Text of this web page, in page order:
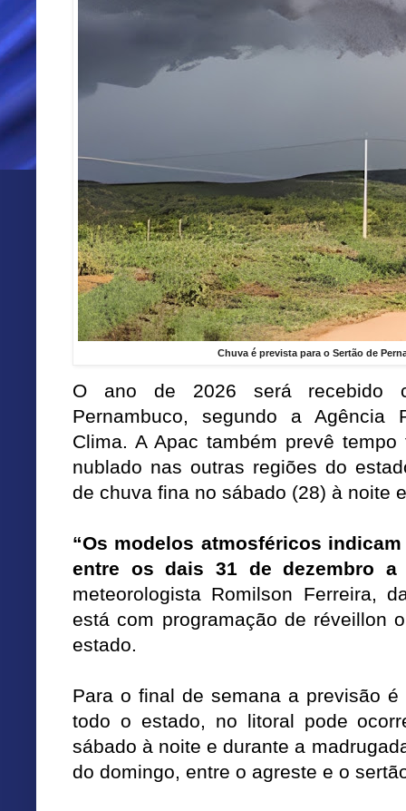
Chuva é prevista para o Sertão de
O ano de 2026 será recebido
Pernambuco, segundo a Agência
Clima. A Apac também prevê
nublado nas outras regiões do
de chuva fina no sábado (28) à noite
“Os modelos atmosféricos
entre os dais 31 de dezembro a
meteorologista Romilson Ferreira,
está com programação de réveillon
estado.
Para o final de semana a previsão
todo o estado, no litoral pode
sábado à noite e durante a
do domingo, entre o agreste e o